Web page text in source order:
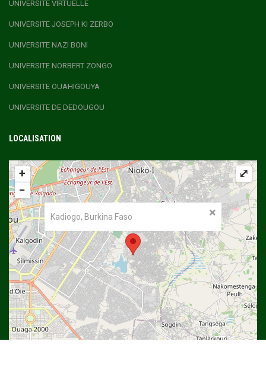
UNIVERSITE VIRTUELLE
UNIVERSITE JOSEPH KI ZERBO
UNIVERSITE NAZI BONI
UNIVERSITE NORBERT ZONGO
UNIVERSITE OUAHIGOUYA
UNIVERSITE DE DEDOUGOU
LOCALISATION
Kadiogo, Burkina Faso
+
−
⤢